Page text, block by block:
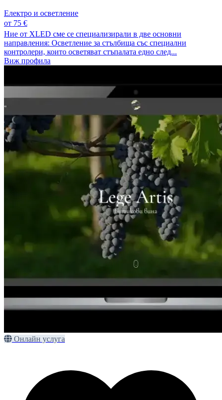
Електро и осветление
от 75 €
Ние от XLED сме се специализирали в две основни
направления: Осветление за стълбища със специални
контролери, които осветяват стъпалата едно след...
Виж профила
Онлайн услуга